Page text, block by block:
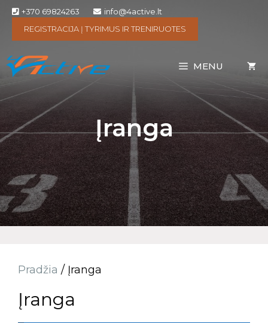
+370 69824263
info@4active.lt
REGISTRACIJA Į TYRIMUS IR TRENIRUOTES
MENU
Įranga
Pradžia / Įranga
Įranga